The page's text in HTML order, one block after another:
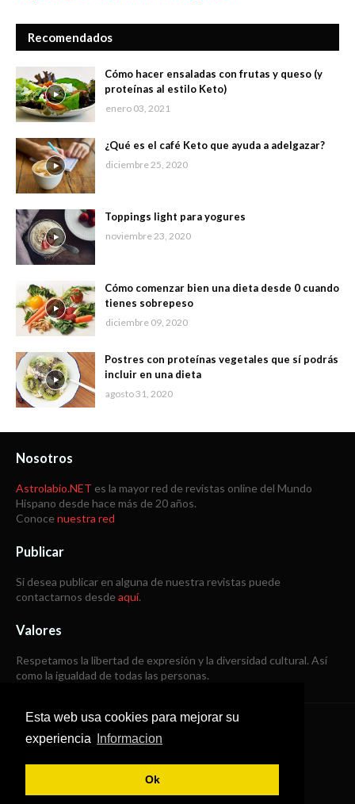
Esta web usa cookies para mejorar su
experiencia
Informacion
Ok
Recomendados
Cómo hacer ensaladas con frutas y queso (y
proteínas al estilo Keto)
enero 03, 2021
¿Qué es el café Keto que ayuda a adelgazar?
diciembre 25, 2020
Toppings light para yogures
noviembre 23, 2020
Cómo comenzar bien una dieta desde 0 cuando
tienes sobrepeso
diciembre 09, 2020
Postres con proteínas vegetales que sí podrás
incluir en una dieta
agosto 31, 2020
Nosotros
Astrolabio.NET es la mayor red de revistas online del Mundo
Hispano desde hace más de 20 años.
Conoce nuestra red
Publicar
Si desea publicar en alguna de nuestra revistas puede
contactarnos desde aquí.
Valores
Respetamos la libertad de expresión y la diversidad cultural. Así
como la igualdad de todas las personas.
Copyright © 1998 -